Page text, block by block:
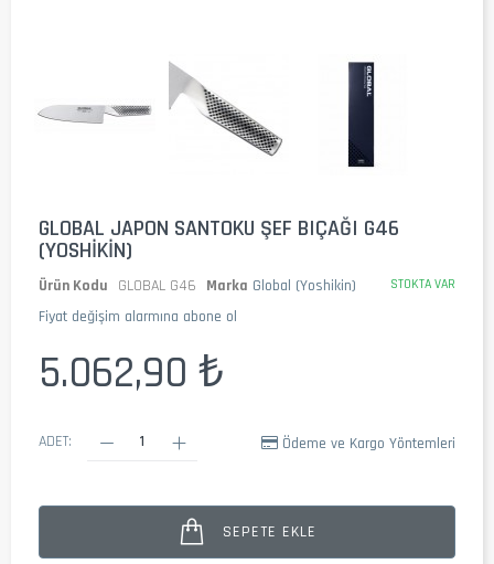
GLOBAL JAPON SANTOKU ŞEF BIÇAĞI G46
(YOSHIKIN)
Ürün Kodu GLOBAL G46 Marka Global (Yoshikin) STOKTA VAR
Fiyat değişim alarmına abone ol
5.062,90 ₺
ADET:
SEPETE EKLE
Ödeme ve Kargo Yöntemleri